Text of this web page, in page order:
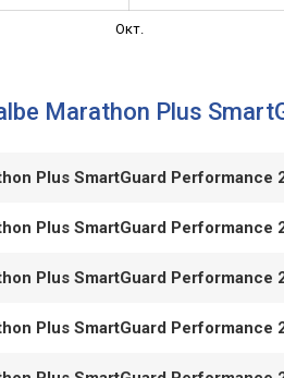
Окт.
Marathon Plus
Plus SmartGuard Performance
Plus SmartGuard Performance
Plus SmartGuard Performance
Plus SmartGuard Performance